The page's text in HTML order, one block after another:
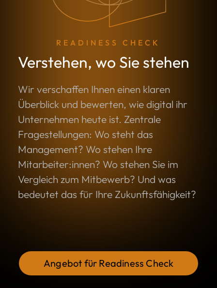
READINESS CHECK
Verstehen, wo Sie stehen
Wir verschaffen Ihnen einen klaren
Überblick und bewerten, wie digital ihr
Unternehmen heute ist. Zentrale
Fragestellungen: Wo steht das
Management? Wo stehen Ihre
Mitarbeiter:innen? Wo stehen Sie im
Vergleich zum Mitbewerb? Und was
bedeutet das für Ihre Zukunftsfähigkeit?
Angebot für Readiness Check